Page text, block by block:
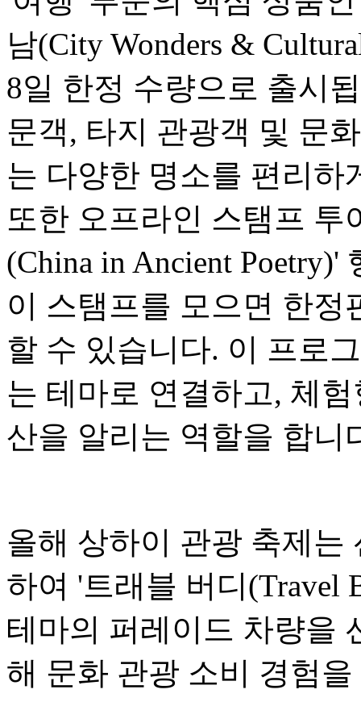
남(City Wonders &
8일 한정 수량으로 출시
문객, 타지 관광객 및 문
는 다양한 명소를 편리하
또한 오프라인 스탬프
(China in Ancient
이 스탬프를 모으면 한정
할 수 있습니다. 이 프로
는 테마로 연결하고, 체
산을 알리는 역할을 합니
올해 상하이 관광 축제는
하여 '트래블 버디(Travel
테마의 퍼레이드 차량을
해 문화 관광 소비 경험